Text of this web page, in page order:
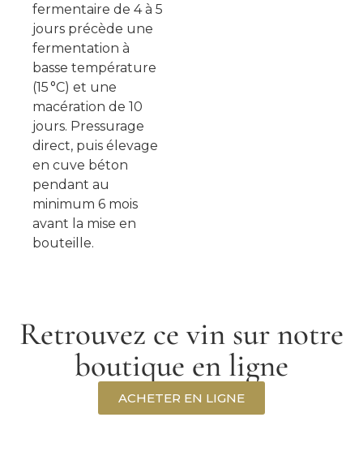
fermentaire de 4 à 5
jours précède une
fermentation à
basse température
(15 °C) et une
macération de 10
jours. Pressurage
direct, puis élevage
en cuve béton
pendant au
minimum 6 mois
avant la mise en
bouteille.
Retrouvez ce vin sur notre
boutique en ligne
ACHETER EN LIGNE